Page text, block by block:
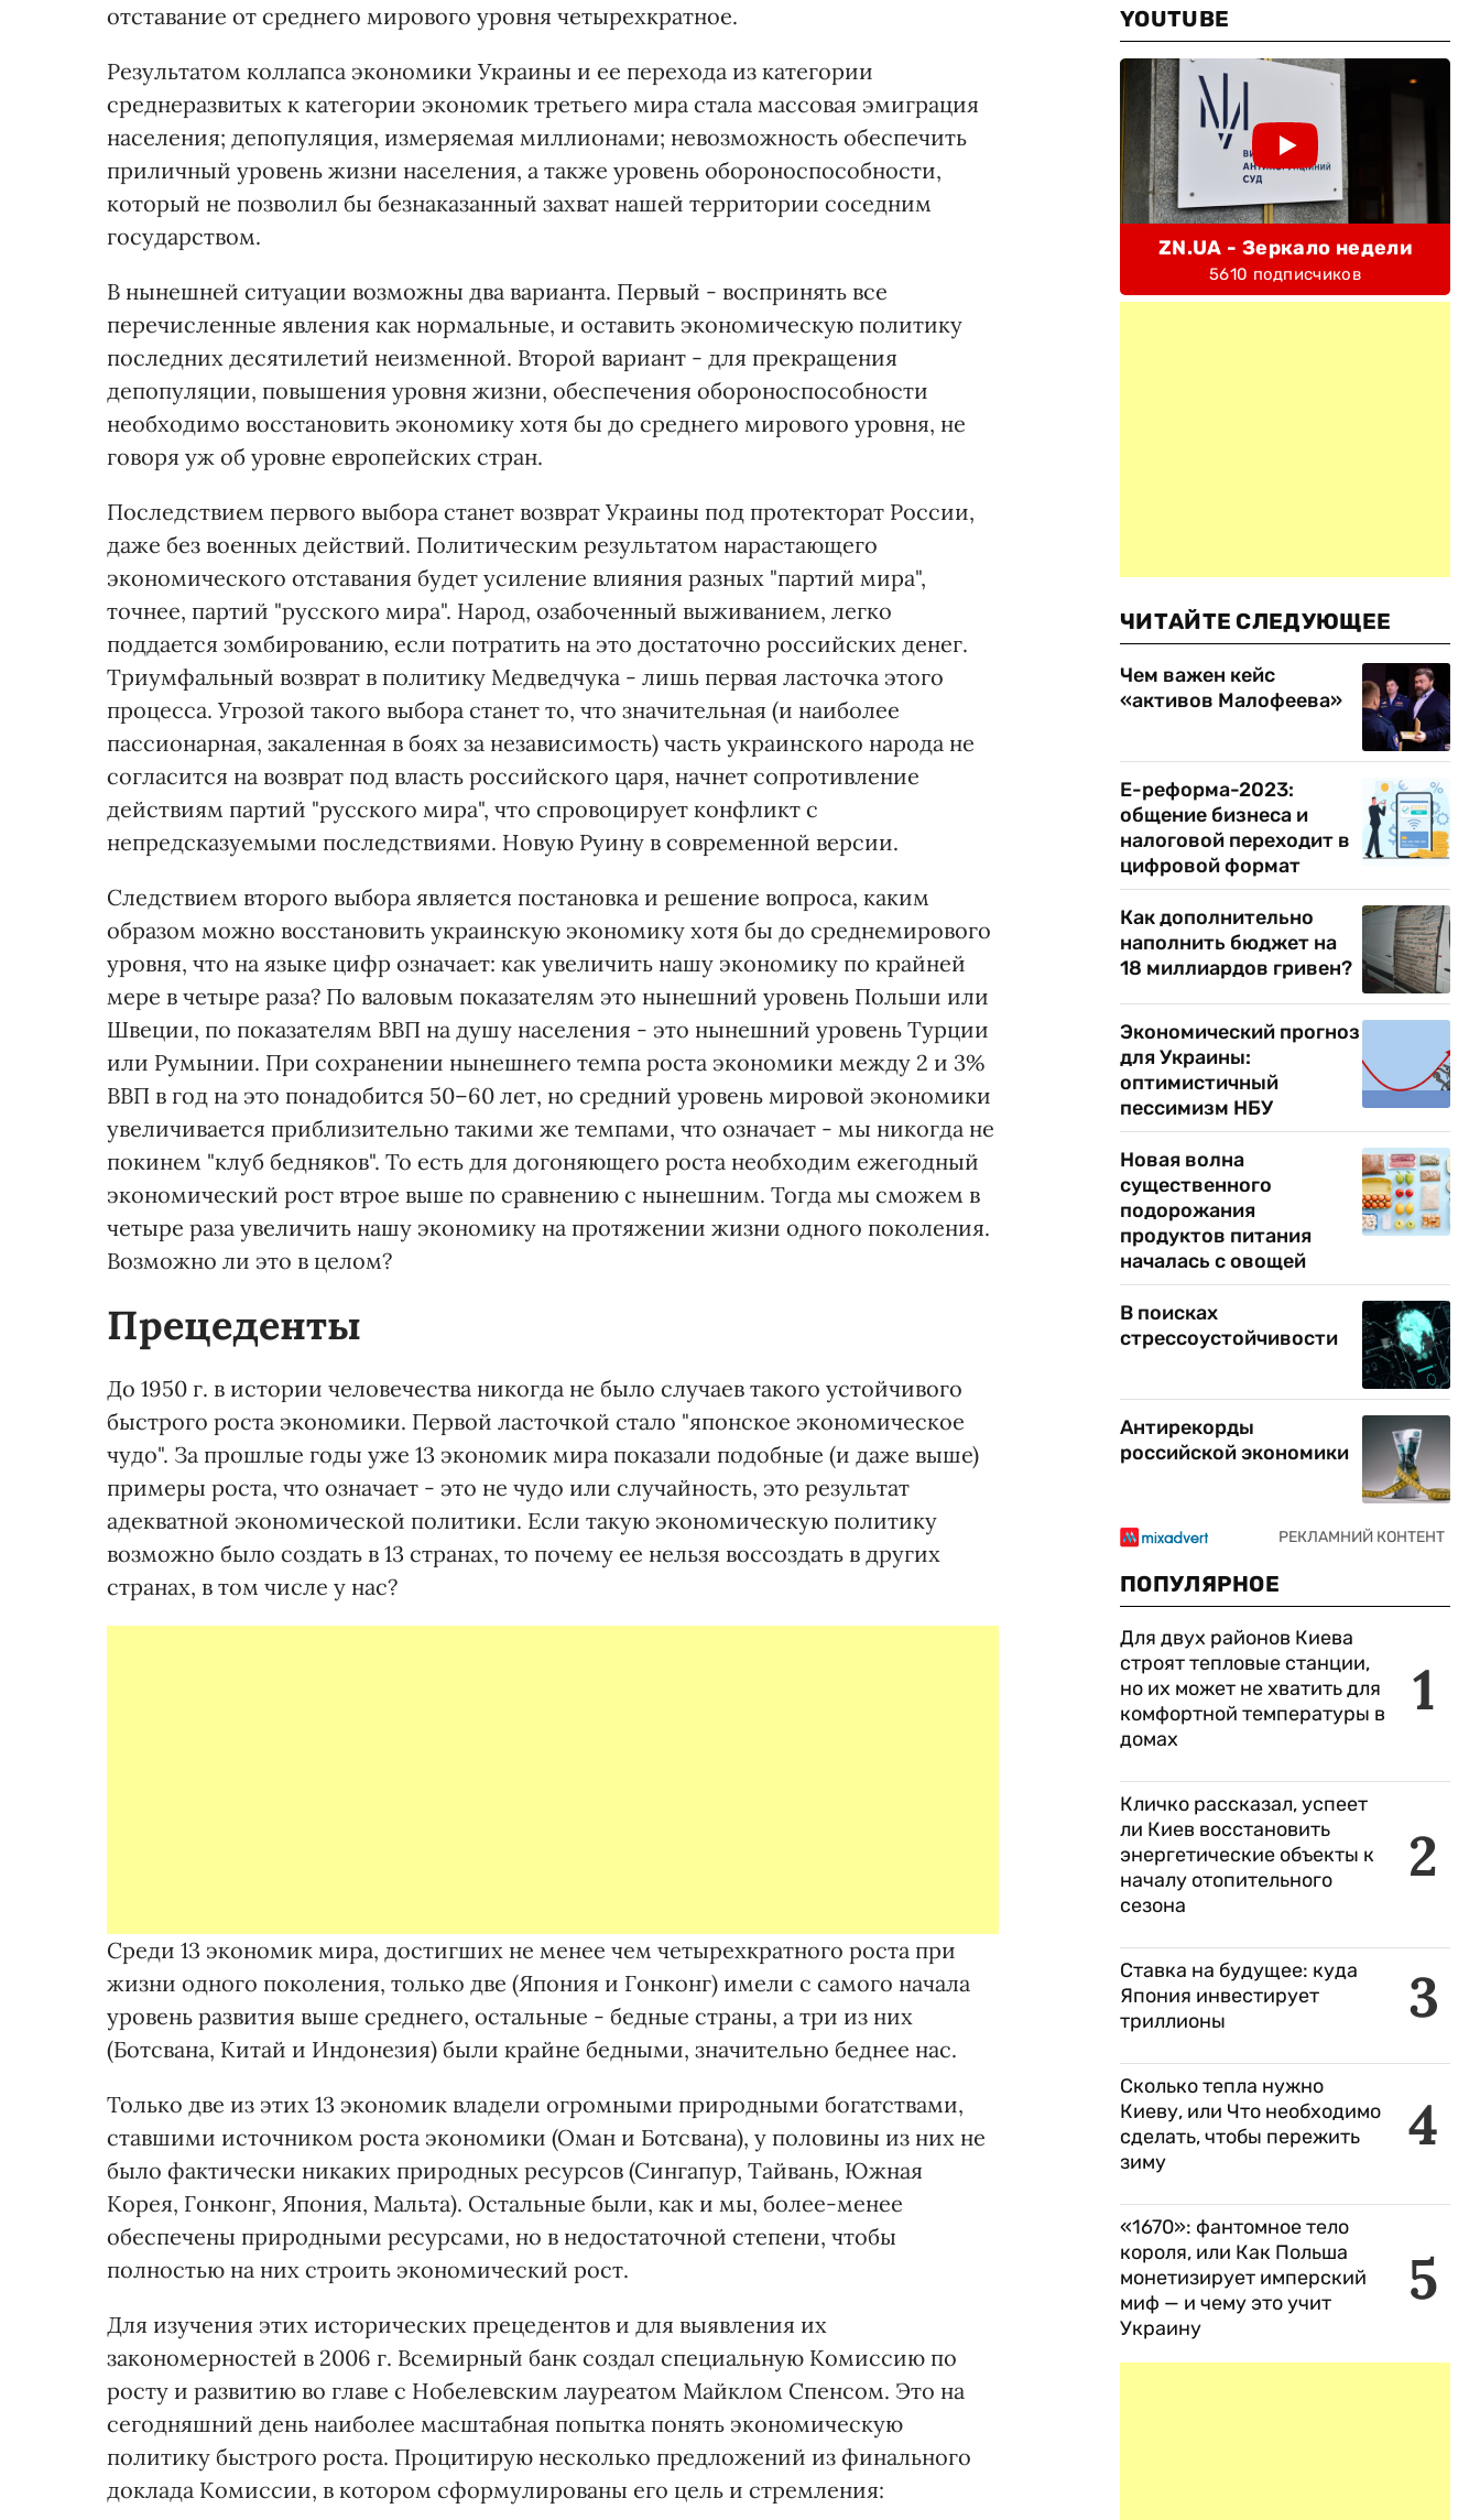
отставание от среднего мирового уровня четырехкратное.
Результатом коллапса экономики Украины и ее перехода из категории
среднеразвитых к категории экономик третьего мира стала массовая эмиграция
населения; депопуляция, измеряемая миллионами; невозможность обеспечить
приличный уровень жизни населения, а также уровень обороноспособности,
который не позволил бы безнаказанный захват нашей территории соседним
государством.
В нынешней ситуации возможны два варианта. Первый - воспринять все
перечисленные явления как нормальные, и оставить экономическую политику
последних десятилетий неизменной. Второй вариант - для прекращения
депопуляции, повышения уровня жизни, обеспечения обороноспособности
необходимо восстановить экономику хотя бы до среднего мирового уровня, не
говоря уж об уровне европейских стран.
Последствием первого выбора станет возврат Украины под протекторат России,
даже без военных действий. Политическим результатом нарастающего
экономического отставания будет усиление влияния разных "партий мира",
точнее, партий "русского мира". Народ, озабоченный выживанием, легко
поддается зомбированию, если потратить на это достаточно российских денег.
Триумфальный возврат в политику Медведчука - лишь первая ласточка этого
процесса. Угрозой такого выбора станет то, что значительная (и наиболее
пассионарная, закаленная в боях за независимость) часть украинского народа не
согласится на возврат под власть российского царя, начнет сопротивление
действиям партий "русского мира", что спровоцирует конфликт с
непредсказуемыми последствиями. Новую Руину в современной версии.
Следствием второго выбора является постановка и решение вопроса, каким
образом можно восстановить украинскую экономику хотя бы до среднемирового
уровня, что на языке цифр означает: как увеличить нашу экономику по крайней
мере в четыре раза? По валовым показателям это нынешний уровень Польши или
Швеции, по показателям ВВП на душу населения - это нынешний уровень Турции
или Румынии. При сохранении нынешнего темпа роста экономики между 2 и 3%
ВВП в год на это понадобится 50–60 лет, но средний уровень мировой экономики
увеличивается приблизительно такими же темпами, что означает - мы никогда не
покинем "клуб бедняков". То есть для догоняющего роста необходим ежегодный
экономический рост втрое выше по сравнению с нынешним. Тогда мы сможем в
четыре раза увеличить нашу экономику на протяжении жизни одного поколения.
Возможно ли это в целом?
Прецеденты
До 1950 г. в истории человечества никогда не было случаев такого устойчивого
быстрого роста экономики. Первой ласточкой стало "японское экономическое
чудо". За прошлые годы уже 13 экономик мира показали подобные (и даже выше)
примеры роста, что означает - это не чудо или случайность, это результат
адекватной экономической политики. Если такую экономическую политику
возможно было создать в 13 странах, то почему ее нельзя воссоздать в других
странах, в том числе у нас?
Среди 13 экономик мира, достигших не менее чем четырехкратного роста при
жизни одного поколения, только две (Япония и Гонконг) имели с самого начала
уровень развития выше среднего, остальные - бедные страны, а три из них
(Ботсвана, Китай и Индонезия) были крайне бедными, значительно беднее нас.
Только две из этих 13 экономик владели огромными природными богатствами,
ставшими источником роста экономики (Оман и Ботсвана), у половины из них не
было фактически никаких природных ресурсов (Сингапур, Тайвань, Южная
Корея, Гонконг, Япония, Мальта). Остальные были, как и мы, более-менее
обеспечены природными ресурсами, но в недостаточной степени, чтобы
полностью на них строить экономический рост.
Для изучения этих исторических прецедентов и для выявления их
закономерностей в 2006 г. Всемирный банк создал специальную Комиссию по
росту и развитию во главе с Нобелевским лауреатом Майклом Спенсом. Это на
сегодняшний день наиболее масштабная попытка понять экономическую
политику быстрого роста. Процитирую несколько предложений из финального
доклада Комиссии, в котором сформулированы его цель и стремления:
YOUTUBE
ZN.UA - Зеркало недели
5610 подписчиков
ЧИТАЙТЕ СЛЕДУЮЩЕЕ
Чем важен кейс
«активов Малофеева»
Е-реформа-2023:
общение бизнеса и
налоговой переходит в
цифровой формат
Как дополнительно
наполнить бюджет на
18 миллиардов гривен?
Экономический прогноз
для Украины:
оптимистичный
пессимизм НБУ
Новая волна
существенного
подорожания
продуктов питания
началась с овощей
В поисках
стрессоустойчивости
Антирекорды
российской экономики
ПОПУЛЯРНОЕ
1
Для двух районов Киева
строят тепловые станции,
но их может не хватить для
комфортной температуры в
домах
2
Кличко рассказал, успеет
ли Киев восстановить
энергетические объекты к
началу отопительного
сезона
3
Ставка на будущее: куда
Япония инвестирует
триллионы
4
Сколько тепла нужно
Киеву, или Что необходимо
сделать, чтобы пережить
зиму
5
«1670»: фантомное тело
короля, или Как Польша
монетизирует имперский
миф — и чему это учит
Украину